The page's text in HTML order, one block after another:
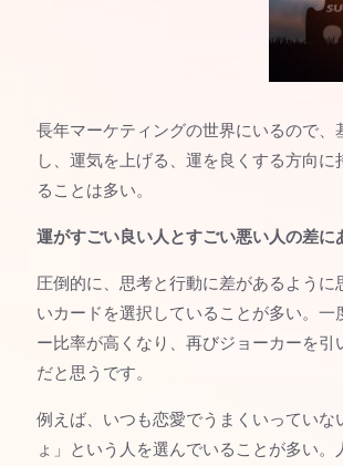
長年マーケティングの世界にいるので
し、運気を上げる、運を良くする方向
ることは多い。
運がすごい良い人とすごい悪い人の差に
圧倒的に、思考と行動に差があるよう
いカードを選択していることが多い。
ー比率が高くなり、再びジョーカーを
だと思うです。
例えば、いつも恋愛でうまくいってい
ょ」という人を選んでいることが多い